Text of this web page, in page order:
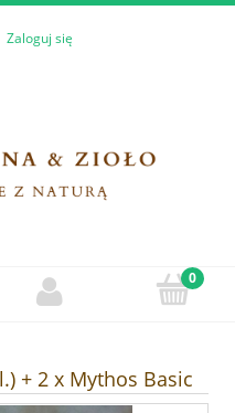
Zaloguj się
+ 2 x Mythos Basic